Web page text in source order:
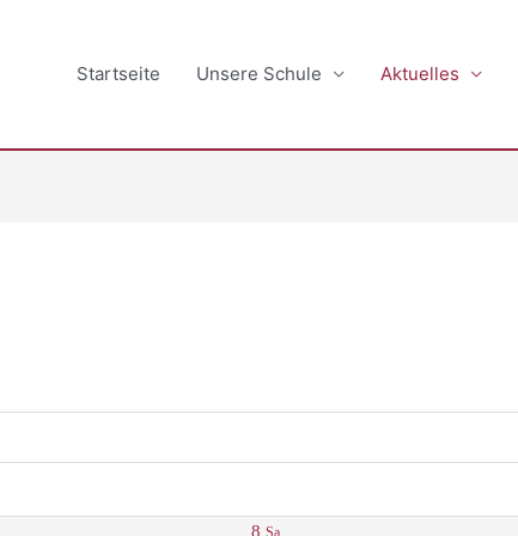
Startseite Unsere Schule Aktuelles
8 Sa.